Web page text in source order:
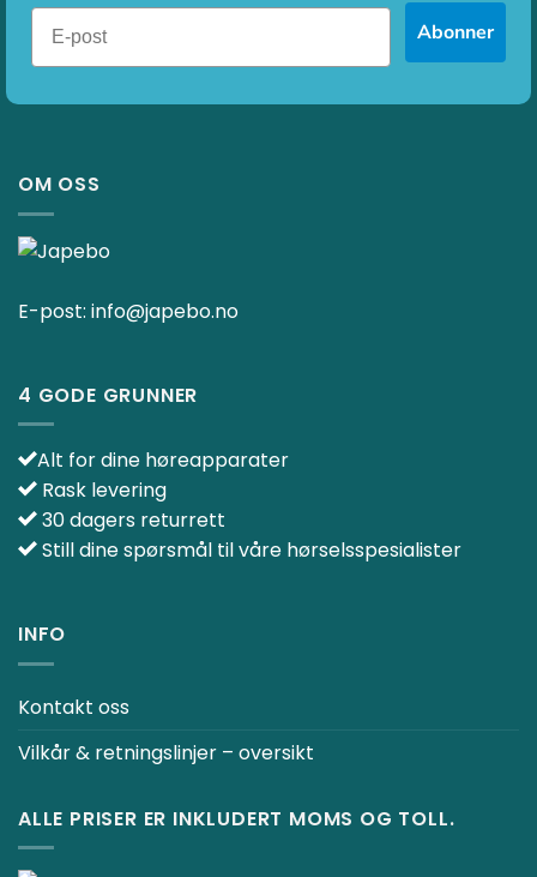
Abonner
OM OSS
E-post: info@japebo.no
4 GODE GRUNNER
Alt for dine høreapparater
Rask levering
30 dagers returrett
Still dine spørsmål til våre hørselsspesialister
INFO
Kontakt oss
Vilkår & retningslinjer – oversikt
ALLE PRISER ER INKLUDERT MOMS OG TOLL.